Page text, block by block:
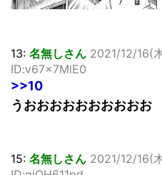
13: 名無しさん 2021/12/16(
ID:v67x7MlE0
>>10
うおおおおおおおおおお
15: 名無しさん 2021/12/16(